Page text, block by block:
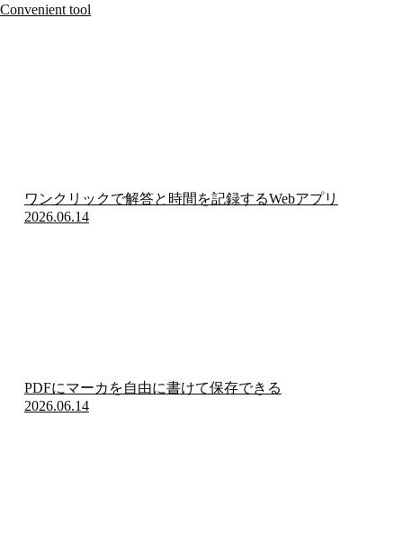
Convenient tool
ワンクリックで解答と時間を記録するWebアプリ
2026.06.14
PDFにマーカを自由に書けて保存できる
2026.06.14